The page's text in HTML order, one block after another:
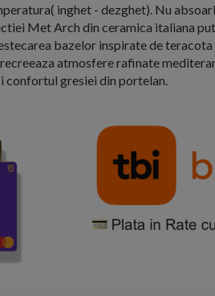
inghet - dezghet). Nu
Met Arch din ceramica italiana
bazelor inspirate de
atmosfere rafinate
confortul gresiei din portelan.